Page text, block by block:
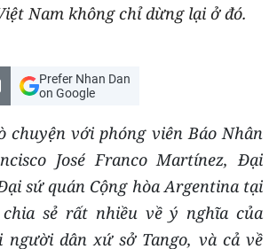
Nam không chỉ dừng lại ở đó.
Prefer Nhan Dan
on Google
chuyện với phóng viên Báo Nhân
José Franco Martínez, Đại
sứ quán Cộng hòa Argentina tại
sẻ rất nhiều về ý nghĩa của
người dân xứ sở Tango, và cả về